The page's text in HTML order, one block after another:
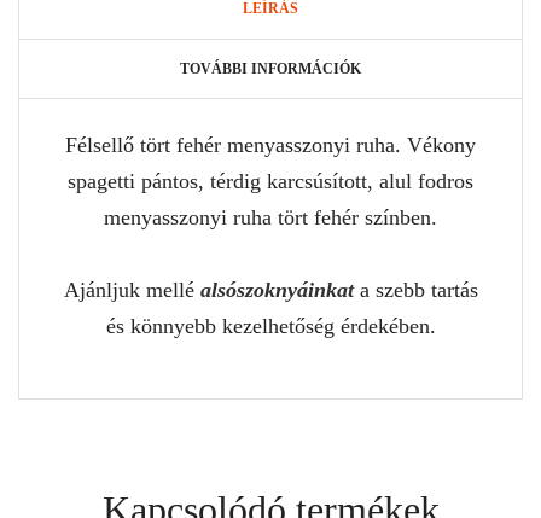
LEÍRÁS
TOVÁBBI INFORMÁCIÓK
Félsellő tört fehér menyasszonyi ruha. Vékony
spagetti pántos, térdig karcsúsított, alul fodros
menyasszonyi ruha tört fehér színben.
Ajánljuk mellé alsószoknyáinkata szebb tartás
és könnyebb kezelhetőség érdekében.
Kapcsolódó termékek